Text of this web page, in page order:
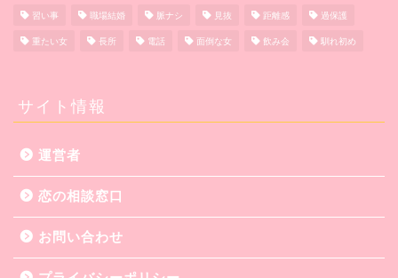
習い事 職場結婚 脈ナシ 見抜 距離感 過保護
重たい女 長所 電話 面倒な女 飲み会 馴れ初め
サイト情報
運営者
恋の相談窓口
お問い合わせ